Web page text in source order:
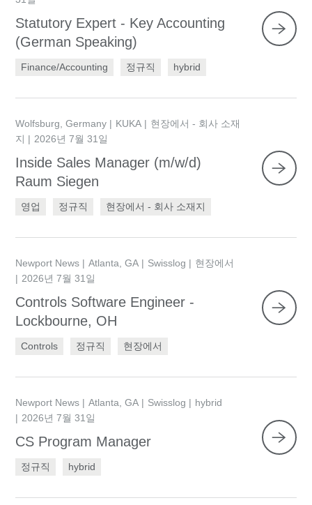
Statutory Expert - Key Accounting
(German Speaking)
Finance/Accounting 정규직 hybrid
Wolfsburg, Germany KUKA
현장에서 - 회사 소재
지
2026년 7월 31일
Inside Sales Manager (m/w/d)
Raum Siegen
영업 정규직 현장에서 - 회사 소재지
Newport News Atlanta, GA Swisslog
현장에서
2026년 7월 31일
Controls Software Engineer -
Lockbourne, OH
Controls 정규직 현장에서
Newport News Atlanta, GA Swisslog
hybrid
2026년 7월 31일
CS Program Manager
정규직 hybrid